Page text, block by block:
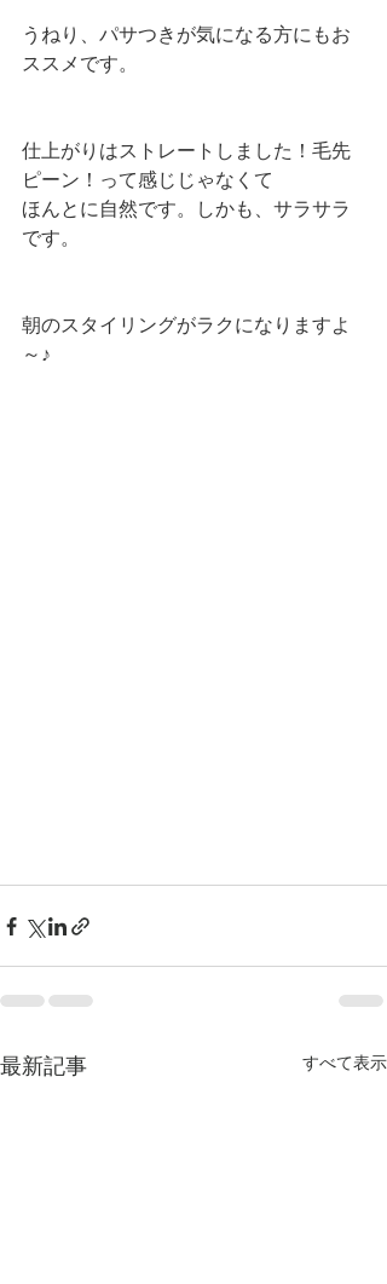
うねり、パサつきが気になる方にもお
ススメです。
仕上がりはストレートしました！毛先
ピーン！って感じじゃなくて
ほんとに自然です。しかも、サラサラ
です。
朝のスタイリングがラクになりますよ
～♪
最新記事 すべて表示